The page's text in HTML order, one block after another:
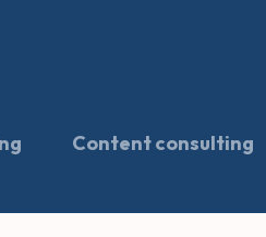
Content consulting